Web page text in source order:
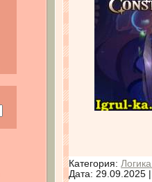
Категория:
Дата: 29.09.2025